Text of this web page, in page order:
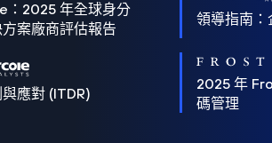
：2025 年全球身分
案廠商評估報告
領導指南
應對 (ITDR)
2025 年
碼管理